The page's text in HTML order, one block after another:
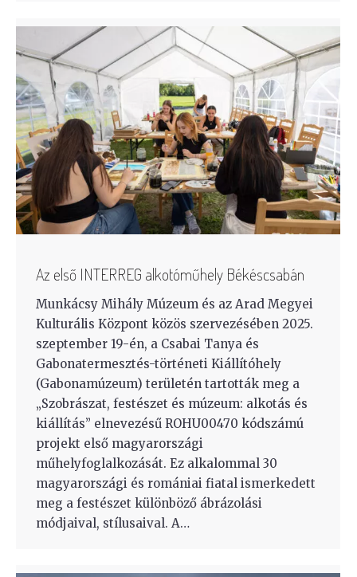
Az első INTERREG alkotóműhely Békéscsabán
Munkácsy Mihály Múzeum és az Arad Megyei
Kulturális Központ közös szervezésében 2025.
szeptember 19-én, a Csabai Tanya és
Gabonatermesztés-történeti Kiállítóhely
(Gabonamúzeum) területén tartották meg a
„Szobrászat, festészet és múzeum: alkotás és
kiállítás” elnevezésű ROHU00470 kódszámú
projekt első magyarországi
műhelyfoglalkozását. Ez alkalommal 30
magyarországi és romániai fiatal ismerkedett
meg a festészet különböző ábrázolási
módjaival, stílusaival. A…